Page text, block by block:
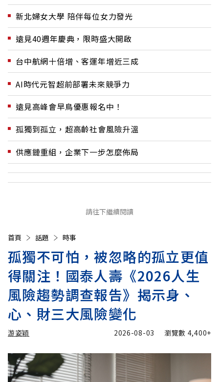
新北婦女大學 陪伴每位女力發光
遠見40週年慶典，限時盛大開啟
台中航網十倍增、客運年增近三成
AI時代元智超前部署未來競爭力
遠見高峰會早鳥優惠報名中！
孤獨到孤立，超高齡社會風險升溫
供應鏈重組，企業下一步怎麼佈局
請往下繼續閱讀
首頁 話題 時事
孤獨不可怕，被忽略的孤立更值
得關注！國泰人壽《2026人生
風險趨勢調查報告》揭示身、
心、財三大風險變化
游姿穎 2026-08-03 瀏覽數 4,400+